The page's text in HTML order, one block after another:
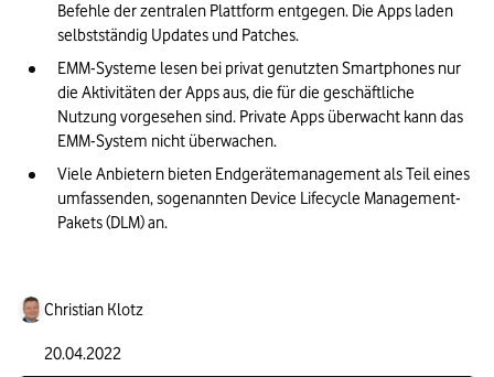
Befehle der zentralen Plattform entgegen. Die Apps laden
selbstständig Updates und Patches.
EMM-Systeme lesen bei privat genutzten Smartphones nur
die Aktivitäten der Apps aus, die für die geschäftliche
Nutzung vorgesehen sind. Private Apps überwacht kann das
EMM-System nicht überwachen.
Viele Anbietern bieten Endgerätemanagement als Teil eines
umfassenden, sogenannten Device Lifecycle Management-
Pakets (DLM) an.
Christian Klotz
20.04.2022